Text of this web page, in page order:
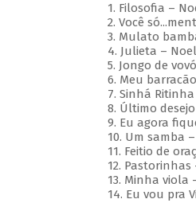
1. Filosofia –
2. Você
3. Mulato
4. Julieta –
5. Jongo de
6. Meu
7. Sinhá
8. Último
9. Eu agora
10. Um samba
11. Feitio de
12. Pastorinhas
13. Minha viola
14. Eu vou pra